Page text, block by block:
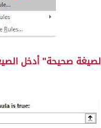
صحيحة" أدخل